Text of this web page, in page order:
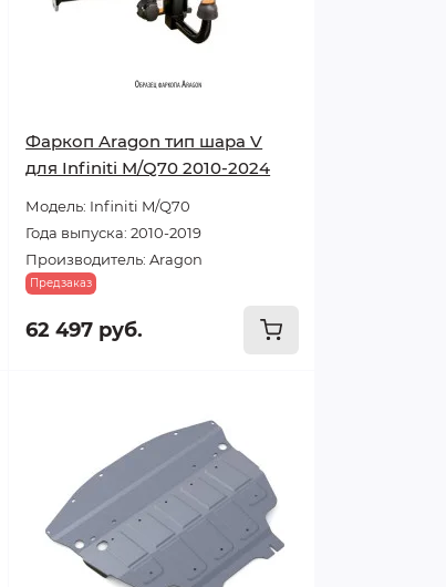
Фаркоп Aragon тип шара V
для Infiniti M/Q70 2010-2024
Модель: Infiniti M/Q70
Года выпуска: 2010-2019
Производитель: Aragon
Предзаказ
62 497 руб.